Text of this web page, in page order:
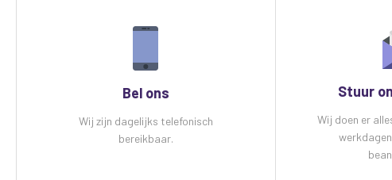
Bel ons
Wij zijn dagelijks telefonisch
bereikbaar.
Stuur
Wij doen er